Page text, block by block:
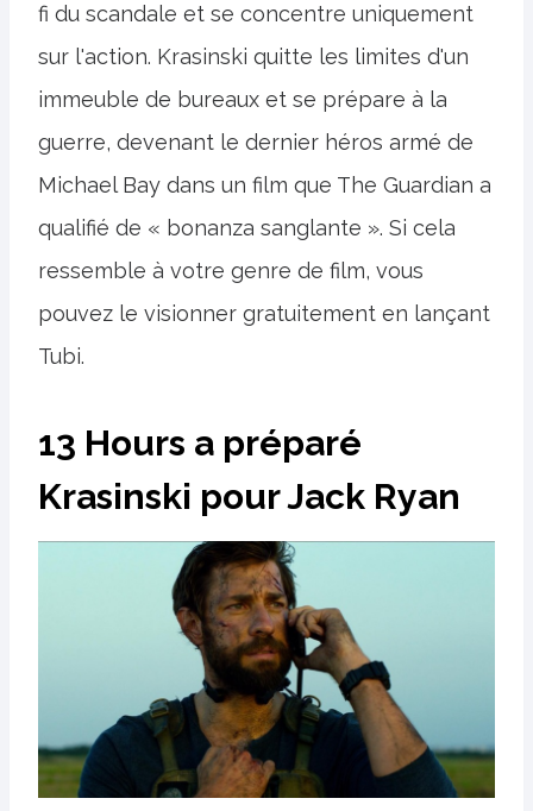
fi du scandale et se concentre uniquement
sur l'action. Krasinski quitte les limites d'un
immeuble de bureaux et se prépare à la
guerre, devenant le dernier héros armé de
Michael Bay dans un film que The Guardian a
qualifié de « bonanza sanglante ». Si cela
ressemble à votre genre de film, vous
pouvez le visionner gratuitement en lançant
Tubi.
13 Hours a préparé
Krasinski pour Jack Ryan